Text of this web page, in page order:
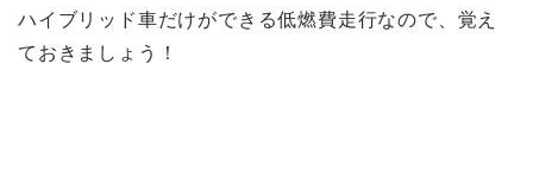
ハイブリッド車だけができる低燃費走行なので、覚え
ておきましょう！